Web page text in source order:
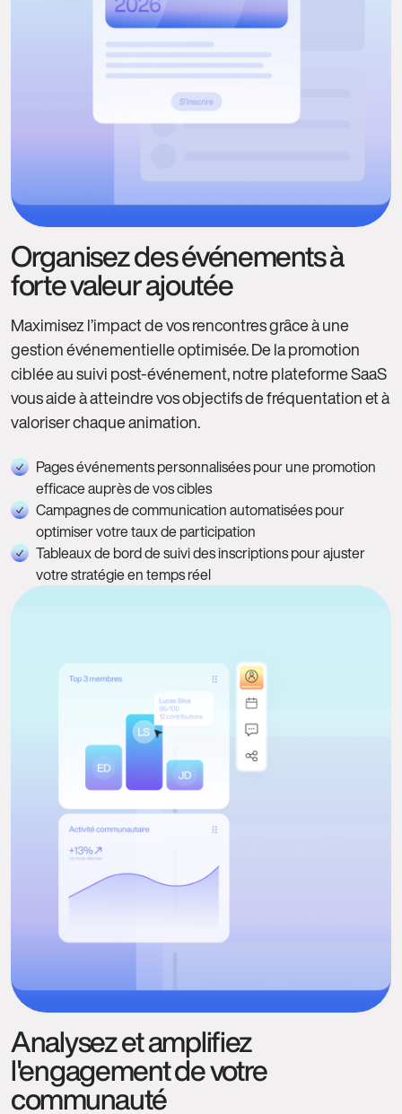
Organisez des événements à
forte valeur ajoutée
Maximisez l’impact de vos rencontres grâce à une
gestion événementielle optimisée. De la promotion
ciblée au suivi post‑événement, notre plateforme SaaS
vous aide à atteindre vos objectifs de fréquentation et à
valoriser chaque animation.
Pages événements personnalisées pour une promotion
efficace auprès de vos cibles
Campagnes de communication automatisées pour
optimiser votre taux de participation
Tableaux de bord de suivi des inscriptions pour ajuster
votre stratégie en temps réel
Analysez et amplifiez
l'engagement de votre
communauté